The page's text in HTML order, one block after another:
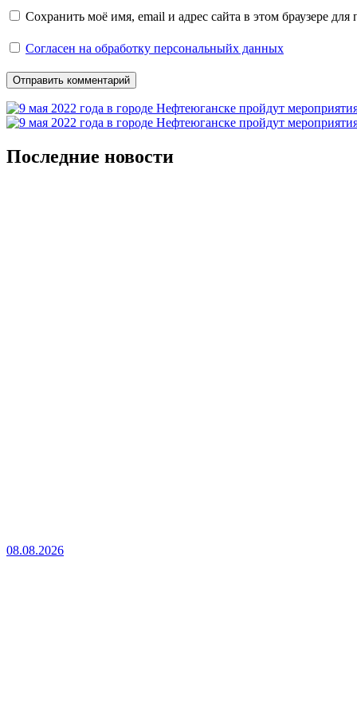
Сохранить моё имя, email и адрес сайта в этом браузере
Согласен на обработку персональныйх данных
Последние новости
08.08.2026